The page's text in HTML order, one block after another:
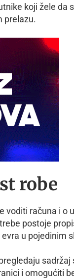
koji žele da
prelazu.
robe
voditi računa i o
postoje
u pojedinim
i omogućiti